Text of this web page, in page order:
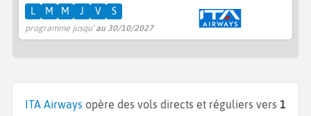
programme jusqu'au 30/10/2027
L M M J V S
ITA Airways opère des vols directs et réguliers vers 1